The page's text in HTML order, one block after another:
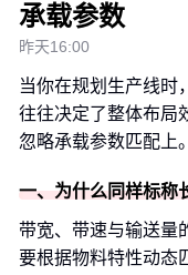
承载参数
昨天16:00
当你在规划生产线时
往往决定了整体布
忽略承载参数匹配上。
一、为什么同样标称
带宽、带速与输送量
要根据物料特性动态